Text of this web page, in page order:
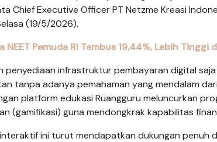
Chief Executive Officer PT Netzme Kreasi
(19/5/2026).
NEET Pemuda RI Tembus 19,44%, Lebih Tinggi
penyediaan infrastruktur pembayaran digital
tanpa adanya pemahaman yang mendalam
platform edukasi Ruangguru meluncurkan
(gamifikasi) guna mendongkrak kapabilitas
ini turut mendapatkan dukungan penuh